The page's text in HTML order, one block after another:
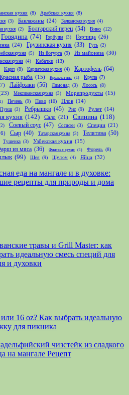
кухня (8) Арабская кухня (8)
(3) Баклажаны (24) Балканская кухня (4)
кухня (2) Болгарский перец (54) Вино (12)
Говядина (74) Горбуша (3) Горчица (26)
(24) Грузинская кухня (33) Гусь (2)
кухня (5) Из йогурта (9) Из майонеза (30)
кухня (4) Кабачки (13)
Карп (8) Карпатская кухня (4) Картофель (64)
Красная рыба (15) Крольчатина (1) Крупа (7)
Лайфхаки (56) Лимонад (3) Лосось (8)
Мексиканская кухня (3) Морепродукты (15)
Печень (9) Пиво (10) Плов (14)
Пунш (3) Ребрышки (45) Рис (9) Рулет (14)
кухня (142) Сало (21) Свинина (118)
Соевый соус (47) Сосиски (3) Специи (21)
Сыр (40) Татарская кухня (3) Телятина (50)
Тушенка (3) Узбекская кухня (15)
из мяса (36) Финская кухня (1) Форель (8)
(99) Шея (9) Шулюм (4) Яйца (32)
еда на мангале и в духовке:
рецепты для природы и дома
травы и Grill Master: как
идеальную смесь специй для
и духовки
16 oz? Как выбрать идеальную
для пикника
чизстейк из сладкого
на мангале Рецепт